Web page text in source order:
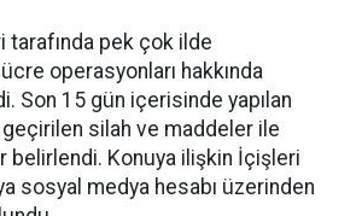
tarafında pek çok ilde
operasyonları hakkında
Son 15 gün içerisinde yapılan
silah ve maddeler ile
belirlendi. Konuya ilişkin İçişleri
sosyal medya hesabı üzerinden